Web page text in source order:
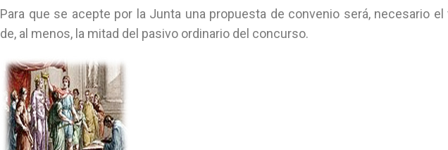
Para que se acepte por la Junta una propuesta de convenio será, necesario
de, al menos, la mitad del pasivo ordinario del concurso.